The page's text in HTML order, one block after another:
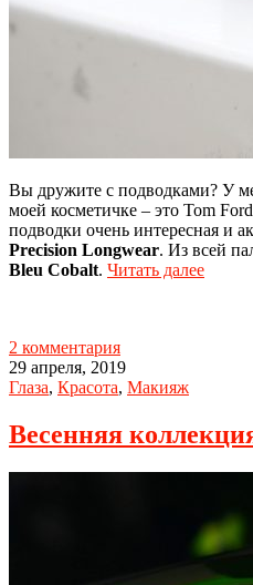
Вы дружите с подводками? У
моей косметичке – это Tom
подводки очень интересная и
Precision Longwear. Из всей
Bleu Cobalt. Читать далее
2 комментария
29 апреля, 2019
Глаза, Красота, Макияж
Весенняя